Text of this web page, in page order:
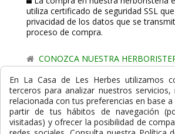
utiliza certificado de seguridad SSL
privacidad de los datos que se
proceso de compra.
CONOZCA NUESTRA
comercio de proximidad de La Casa
Powered byGesdi.com E-Commerce
profesionales y seguras
Formas de Pago
En La Casa de Les Herbes utilizamos
terceros para analizar nuestros servicios,
relacionada con tus preferencias en base
partir de tus hábitos de navegación
visitadas) y ofrecer la posibilidad de